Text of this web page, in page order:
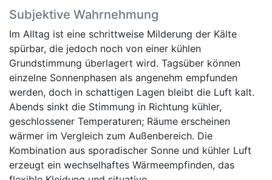
Subjektive Wahrnehmung
Im Alltag ist eine schrittweise Milderung der Kälte
spürbar, die jedoch noch von einer kühlen
Grundstimmung überlagert wird. Tagsüber können
einzelne Sonnenphasen als angenehm empfunden
werden, doch in schattigen Lagen bleibt die Luft kalt.
Abends sinkt die Stimmung in Richtung kühler,
geschlossener Temperaturen; Räume erscheinen
wärmer im Vergleich zum Außenbereich. Die
Kombination aus sporadischer Sonne und kühler Luft
erzeugt ein wechselhaftes Wärmeempfinden, das